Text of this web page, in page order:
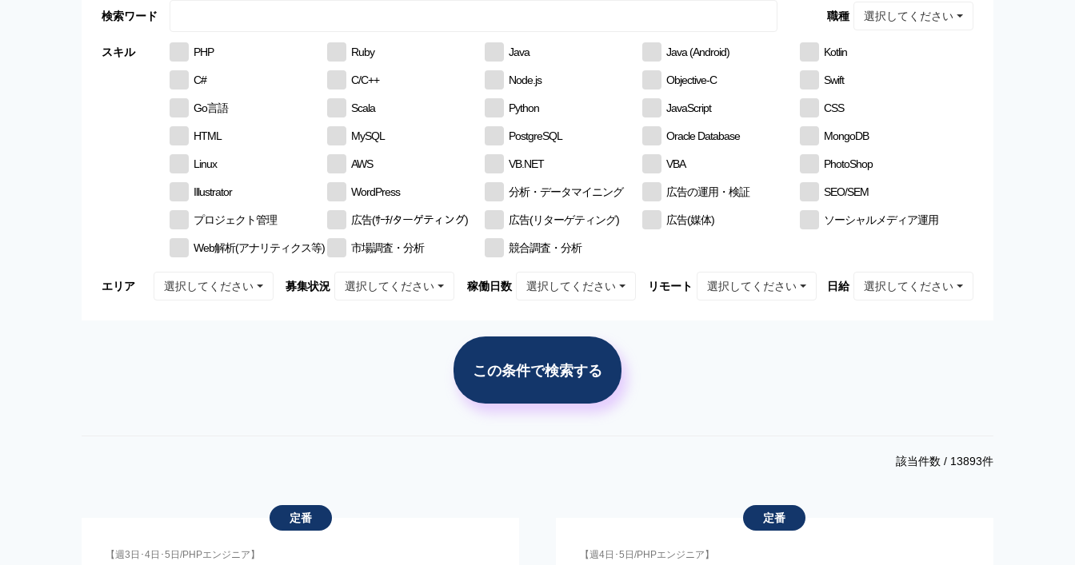
検索ワード 職種 選択してください
スキル PHP Ruby Java Java (Android) Kotlin
C# C/C++ Node.js Objective-C Swift
Go言語 Scala Python JavaScript CSS
HTML MySQL PostgreSQL Oracle Database MongoDB
Linux AWS VB.NET VBA PhotoShop
Illustrator WordPress 分析・データマイニング 広告の運用・検証 SEO/SEM
プロジェクト管理 広告(ｻｰﾁ/ターゲティング) 広告(リターゲティング) 広告(媒体) ソーシャルメディア運用
Web解析(アナリティクス等) 市場調査・分析 競合調査・分析
エリア 選択してください 募集状況 選択してください 稼働日数 選択してください リモート 選択してください 日給 選択してください
この条件で検索する
該当件数 / 13893件
定番
【週3日･4日･5日/PHPエンジニア】
定番
【週4日･5日/PHPエンジニア】